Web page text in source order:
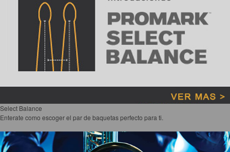
Select Balance
Enterate como escoger el par de baquetas perfecto para ti.